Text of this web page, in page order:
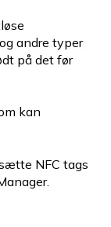
andre typer
på det før
kan
NFC tags